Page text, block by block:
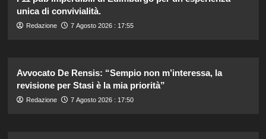
unica di convivialità.
Redazione 7 Agosto 2026 : 17:55
Avvocato De Rensis: “Sempio non m’interessa, la
revisione per Stasi è la mia priorità”
Redazione 7 Agosto 2026 : 17:50